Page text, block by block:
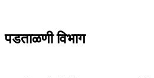
पडताळणी विभाग